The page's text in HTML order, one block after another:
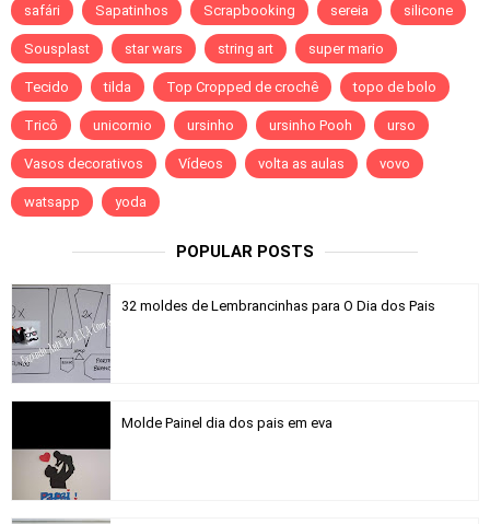
safári Sapatinhos Scrapbooking sereia silicone
Sousplast star wars string art super mario
Tecido tilda Top Cropped de crochê topo de bolo
Tricô unicornio ursinho ursinho Pooh urso
Vasos decorativos Vídeos volta as aulas vovo
watsapp yoda
POPULAR POSTS
32 moldes de Lembrancinhas para O Dia dos Pais
Molde Painel dia dos pais em eva